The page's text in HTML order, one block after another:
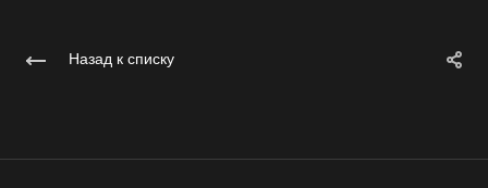
Назад к списку
Волхов
Воронеж